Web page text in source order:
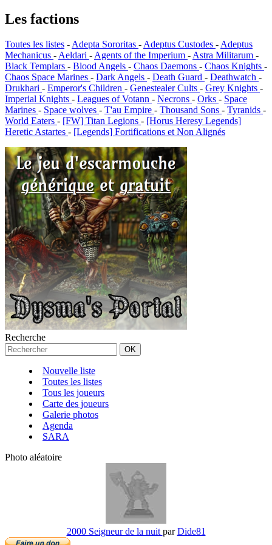
Les factions
Toutes les listes -Adepta Sororitas -Adeptus Custodes -Adeptus
Mechanicus -Aeldari -Agents of the Imperium -Astra Militarum -
Black Templars - Blood Angels - Chaos Daemons - Chaos Knights -
Chaos Space Marines - Dark Angels - Death Guard - Deathwatch -
Drukhari - Emperor's Children - Genestealer Cults - Grey Knights -
Imperial Knights - Leagues of Votann - Necrons - Orks - Space
Marines - Space wolves - T'au Empire - Thousand Sons - Tyranids -
World Eaters - [FW] Titan Legions - [Horus Heresy Legends]
Heretic Astartes - [Legends] Fortifications et Non Alignés
Recherche
Nouvelle liste
Toutes les listes
Tous les joueurs
Carte des joueurs
Galerie photos
Agenda
SARA
Photo aléatoire
2000 Seigneur de la nuitparDide81